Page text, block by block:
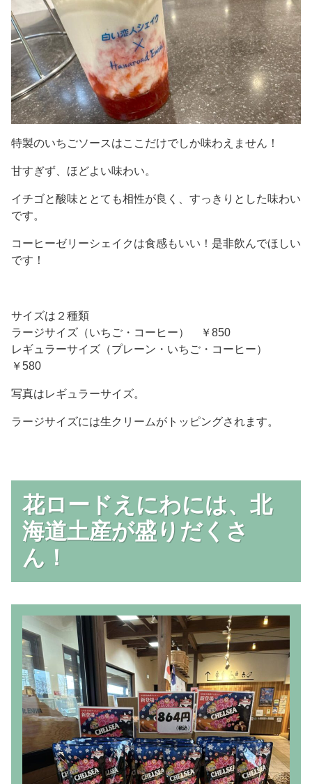
特製のいちごソースはここだけでしか味わえません！
甘すぎず、ほどよい味わい。
イチゴと酸味ととても相性が良く、すっきりとした味わい
です。
コーヒーゼリーシェイクは食感もいい！是非飲んでほしい
です！
サイズは２種類
ラージサイズ（いちご・コーヒー） ￥850
レギュラーサイズ（プレーン・いちご・コーヒー）
￥580
写真はレギュラーサイズ。
ラージサイズには生クリームがトッピングされます。
花ロードえにわには、北
海道土産が盛りだくさ
ん！